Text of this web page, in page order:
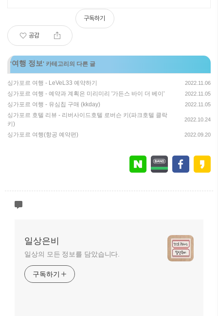
한 모든 게 갖춰진 숙소를 예약하세
공감
구독하기
'여행 정보' 카테고리의 다른 글
싱가포르 여행 - LeVeL33 예약하기 2022.11.06
싱가포르 여행 - 예약과 계획은 미리미리 '가든스 바이 더 베이' 2022.11.05
싱가포르 여행 - 유심칩 구매 (kkday) 2022.11.05
싱가포르 호텔 리뷰 - 리버사이드호텔 로버슨 키(파크호텔 클락
키)
2022.10.24
싱가포르 여행(항공 예약편) 2022.09.20
일상은비
일상의 모든 정보를 담았습니다.
구독하기